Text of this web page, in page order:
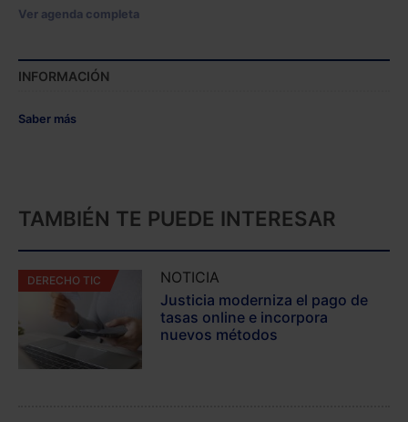
Ver agenda completa
INFORMACIÓN
Saber más
TAMBIÉN TE PUEDE INTERESAR
DERECHO TIC
NOTICIA
Justicia moderniza el pago de
tasas online e incorpora
nuevos métodos